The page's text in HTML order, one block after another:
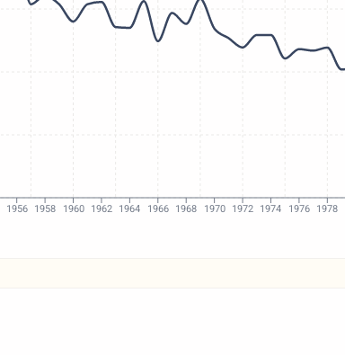
1956 1958 1960 1962 1964 1966 1968 1970 1972 1974 1976 1978